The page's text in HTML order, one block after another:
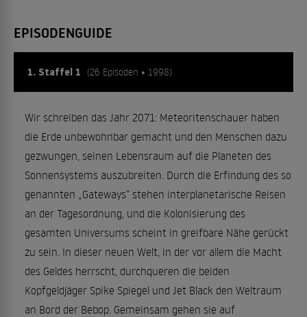
EPISODENGUIDE
1. Staffel 1 (26 Episoden • 1998)
Wir schreiben das Jahr 2071: Meteoritenschauer haben
die Erde unbewohnbar gemacht und den Menschen dazu
gezwungen, seinen Lebensraum auf die Planeten des
Sonnensystems auszubreiten. Durch die Erfindung des so
genannten „Gateways“ stehen interplanetarische Reisen
an der Tagesordnung, und die Kolonisierung des
gesamten Universums scheint in greifbare Nähe gerückt
zu sein. In dieser neuen Welt, in der vor allem die Macht
des Geldes herrscht, durchqueren die beiden
Kopfgeldjäger Spike Spiegel und Jet Black den Weltraum
an Bord der Bebop. Gemeinsam gehen sie auf